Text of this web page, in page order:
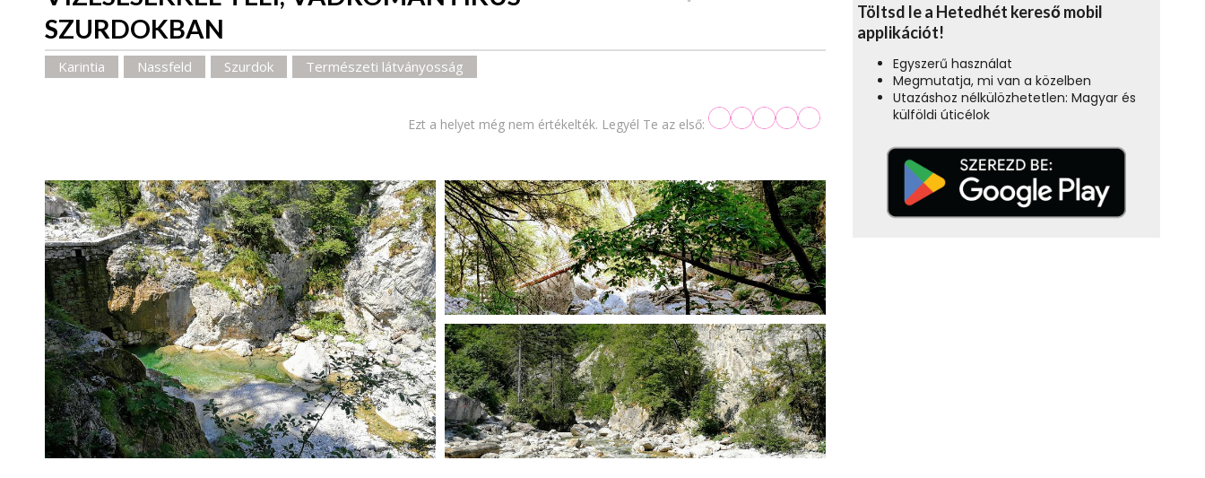
SZURDOKBAN
Karintia Nassfeld Szurdok Természeti látványosság
Ezt a helyet még nem értékelték. Legyél Te az első:
Töltsd le a Hetedhét kereső mobil
applikációt!
Egyszerű használat
Megmutatja, mi van a közelben
Utazáshoz nélkülözhetetlen: Magyar és
külföldi úticélok